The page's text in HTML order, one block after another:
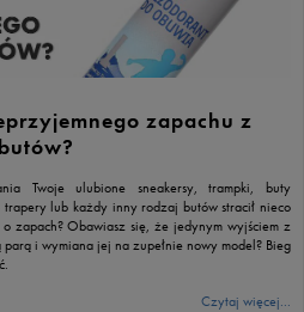
zapachu z
butów?
Twoje ulubione sneakersy, trampki, buty
lub każdy inny rodzaj butów stracił nieco
zapach? Obawiasz się, że jedynym wyjściem z
i wymiana jej na zupełnie nowy model? Bieg
Czytaj więcej...